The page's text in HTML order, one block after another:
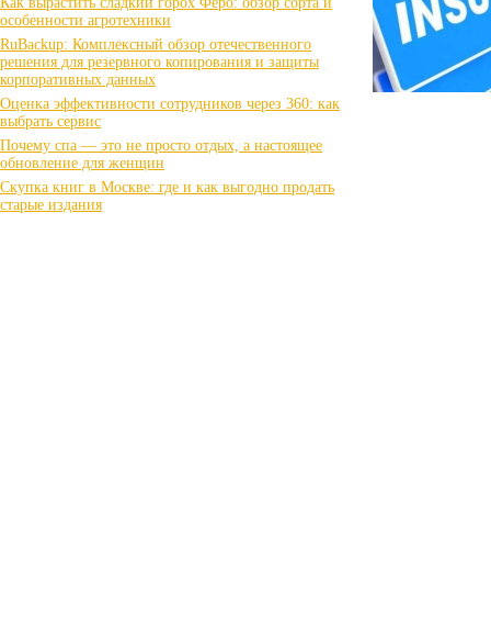
особенности агротехники
RuBackup: Комплексный обзор отечественного
решения для резервного копирования и защиты
корпоративных данных
Оценка эффективности сотрудников через 360: как
выбрать сервис
Почему спа — это не просто отдых, а настоящее
обновление для женщин
Скупка книг в Москве: где и как выгодно продать
старые издания